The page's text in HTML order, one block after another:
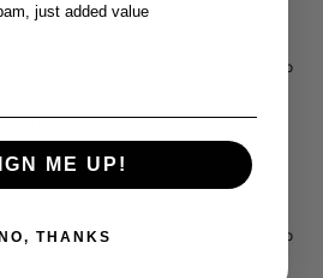
12 days ago
Store review
12 days ago
just added value
ME UP!
NO, THANKS